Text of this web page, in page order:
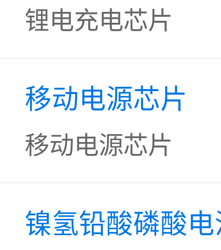
锂电充电芯片
移动电源芯片
移动电源芯片
镍氢铅酸磷酸